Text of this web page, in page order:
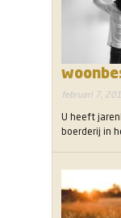
februari 7,
U heeft
boerderij in